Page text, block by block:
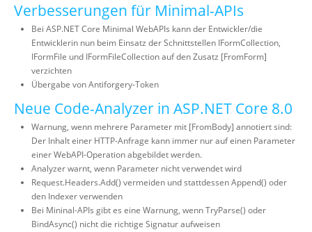
Verbesserungen für Minimal-APIs
Bei ASP.NET Core Minimal WebAPIs kann der Entwickler/die
Entwicklerin nun beim Einsatz der Schnittstellen IFormCollection,
IFormFile und IFormFileCollection auf den Zusatz [FromForm]
verzichten
Übergabe von Antiforgery-Token
Neue Code-Analyzer in ASP.NET Core 8.0
Warnung, wenn mehrere Parameter mit [FromBody] annotiert sind:
Der Inhalt einer HTTP-Anfrage kann immer nur auf einen Parameter
einer WebAPI-Operation abgebildet werden.
Analyzer warnt, wenn Parameter nicht verwendet wird
Request.Headers.Add() vermeiden und stattdessen Append() oder
den Indexer verwenden
Bei Mininal-APIs gibt es eine Warnung, wenn TryParse() oder
BindAsync() nicht die richtige Signatur aufweisen